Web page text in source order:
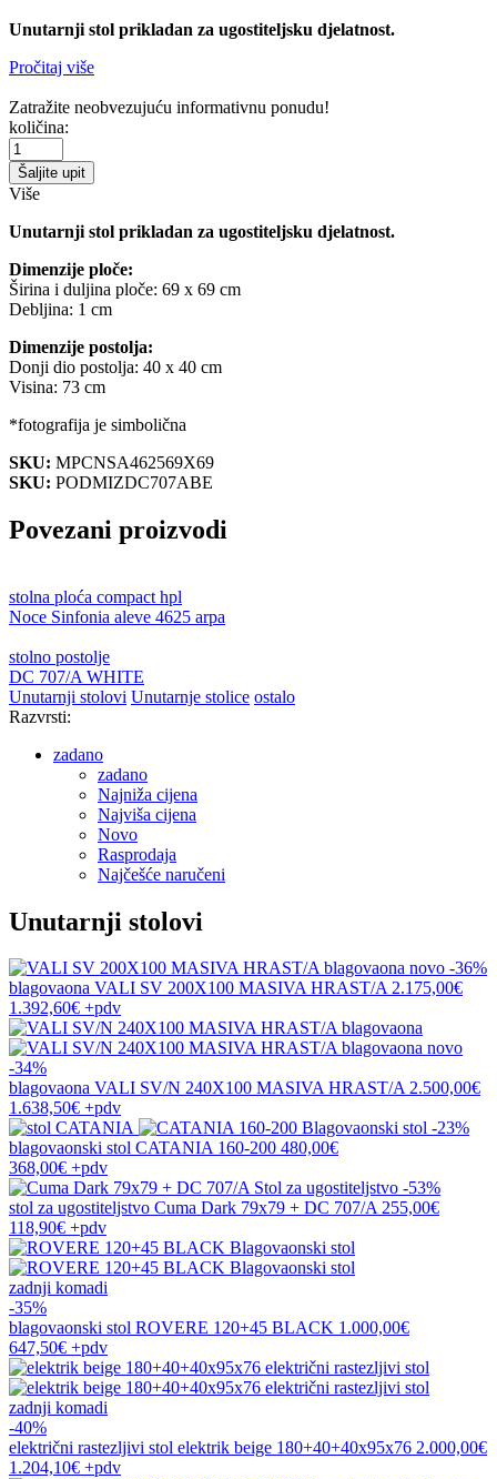
Unutarnji stol prikladan za ugostiteljsku djelatnost.
Pročitaj više
Zatražite neobvezujuću informativnu ponudu!
količina:
Šaljite upit
Više
Unutarnji stol prikladan za ugostiteljsku djelatnost.
Dimenzije ploče:
Širina i duljina ploče: 69 x 69 cm
Debljina: 1 cm
Dimenzije postolja:
Donji dio postolja: 40 x 40 cm
Visina: 73 cm
*fotografija je simbolična
SKU: MPCNSA462569X69
SKU: PODMIZDC707ABE
Povezani proizvodi
stolna ploća compact hpl
Noce Sinfonia aleve 4625 arpa
stolno postolje
DC 707/A WHITE
Unutarnji stolovi Unutarnje stolice ostalo
Razvrsti:
zadano
zadano
Najniža cijena
Najviša cijena
Novo
Rasprodaja
Najčešće naručeni
Unutarnji stolovi
novo -36%
blagovaona VALI SV 200X100 MASIVA HRAST/A 2.175,00€
1.392,60€ +pdv
novo
-34%
blagovaona VALI SV/N 240X100 MASIVA HRAST/A 2.500,00€
1.638,50€ +pdv
-23%
blagovaonski stol CATANIA 160-200 480,00€
368,00€ +pdv
-53%
stol za ugostiteljstvo Cuma Dark 79x79 + DC 707/A 255,00€
118,90€ +pdv
zadnji komadi
-35%
blagovaonski stol ROVERE 120+45 BLACK 1.000,00€
647,50€ +pdv
zadnji komadi
-40%
električni rastezljivi stol elektrik beige 180+40+40x95x76 2.000,00€
1.204,10€ +pdv